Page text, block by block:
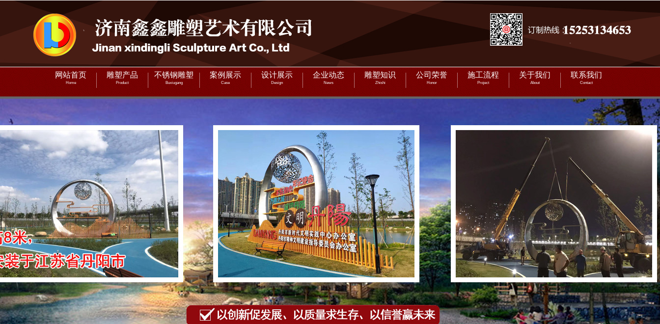
网站首页
Home
雕塑产品
Product
不锈钢雕塑
Buxiugang
案例展示
Case
设计展示
Design
企业动态
News
雕塑知识
Zhishi
公司荣誉
Honor
施工流程
Project
关于我们
About
联系我们
Contact